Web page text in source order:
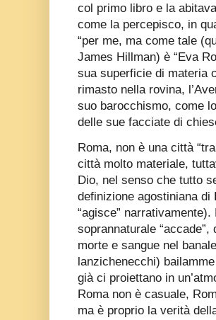
col primo libro e la
come la percepisco, in
“per me, ma come tale
James Hillman) è “Eva
sua superficie di materia
rimasto nella rovina,
suo barocchismo, come
delle sue facciate di
Roma, non è una città
città molto materiale,
Dio, nel senso che tutto
definizione agostiniana
“agisce”
soprannaturale
morte e sangue nel
lanzichenecchi)
già ci proiettano in
Roma non è casuale,
ma è proprio la verità